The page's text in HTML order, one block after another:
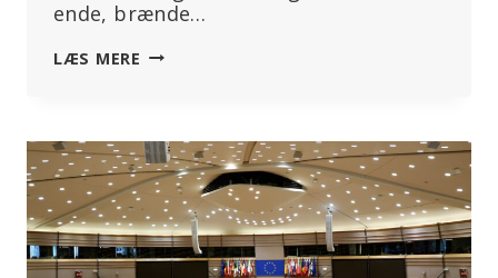
ende, brænde…
LÆS MERE EU’S
TJENESTER
(DSA)
OG
DET
EUROPÆISKE
SANDHEDSMINISTERIUM